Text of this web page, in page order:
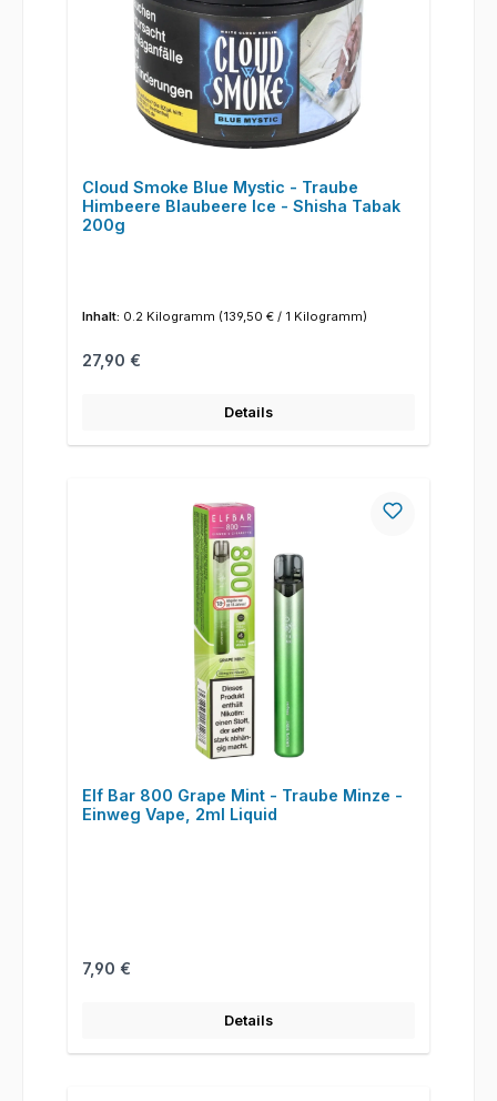
Cloud Smoke Blue Mystic - Traube
Himbeere Blaubeere Ice - Shisha Tabak
200g
Inhalt: 0.2 Kilogramm (139,50 € / 1 Kilogramm)
Regulärer Preis:
27,90 €
Details
Elf Bar 800 Grape Mint - Traube Minze -
Einweg Vape, 2ml Liquid
Regulärer Preis:
7,90 €
Details